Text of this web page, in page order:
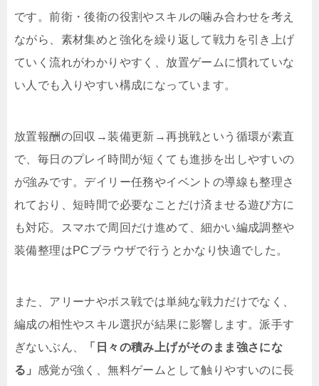
です。前衛・後衛の役割やスキルの噛み合わせを考え
ながら、素材集めと強化を繰り返して戦力を引き上げ
ていく流れがわかりやすく、放置ゲームに慣れていな
い人でも入りやすい構成になっています。
放置報酬の回収→装備更新→再挑戦という循環が素直
で、毎日のプレイ時間が短くても進捗を出しやすいの
が強みです。デイリー任務やイベントの導線も整理さ
れており、短時間で必要なことだけ済ませる遊び方に
も対応。スマホで周回だけ進めて、細かい編成調整や
装備整理はPCブラウザで行うとかなり快適でした。
また、アリーナやボス戦では単純な戦力だけでなく、
編成の相性やスキル選択が結果に影響します。派手す
ぎないぶん、
「日々の積み上げがそのまま強さにな
る」 感覚が強く、無料ゲームとして触りやすいのに長